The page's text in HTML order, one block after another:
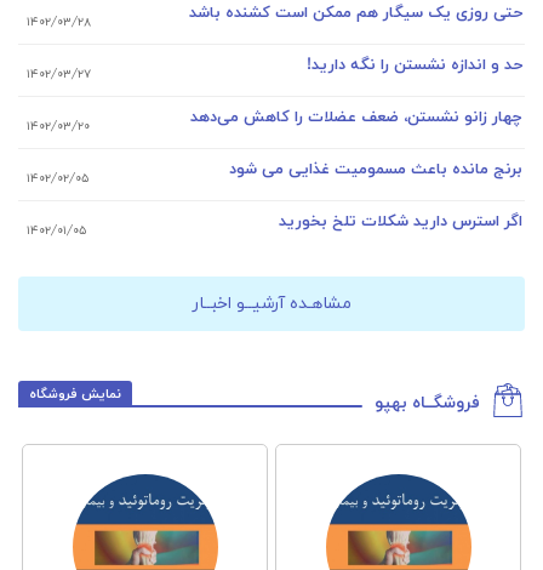
حتی روزی یک سیگار هم ممکن است کشنده باشد ۱۴۰۲/۰۳/۲۸
حد و اندازه نشستن را نگه دارید! ۱۴۰۲/۰۳/۲۷
چهار زانو نشستن، ضعف عضلات را کاهش می‌دهد ۱۴۰۲/۰۳/۲۰
برنج مانده باعث مسمومیت غذایی می شود ۱۴۰۲/۰۲/۰۵
اگر استرس دارید شکلات تلخ بخورید ۱۴۰۲/۰۱/۰۵
مشاهـده آرشیــو اخبــار
فروشگــاه بهپو نمایش فروشگاه